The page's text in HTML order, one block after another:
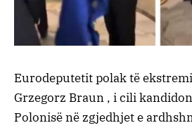
Eurodeputetit polak të
Grzegorz Braun , i cili
Polonisë në zgjedhjet e